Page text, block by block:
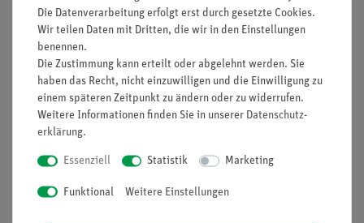
auch durch einfaches Auflegen eines Blattes auf den
Tisch möglich
Lieferumfang
Media / Downloads
Die Datenverarbeitung erfolgt erst durch gesetzte Cookies.
Wir teilen Daten mit Dritten, die wir in den Einstellungen
benennen.
Die Zustimmung kann erteilt oder abgelehnt werden. Sie
haben das Recht, nicht einzuwilligen und die Einwilligung zu
einem späteren Zeitpunkt zu ändern oder zu widerrufen.
Weitere Informationen finden Sie in unserer Daten­schutz­
erklärung.
Essenziell Statistik Marketing
Funktional Weitere Einstellungen